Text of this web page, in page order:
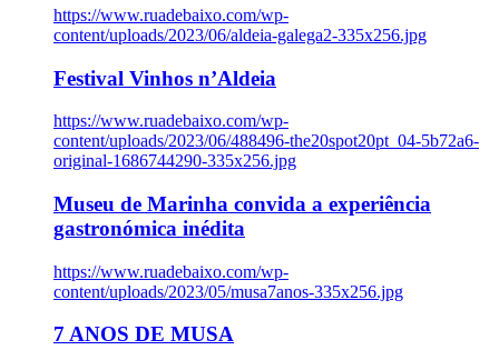
https://www.ruadebaixo.com/wp-
content/uploads/2023/06/aldeia-galega2-335x256.jpg
Festival Vinhos n’Aldeia
https://www.ruadebaixo.com/wp-
content/uploads/2023/06/488496-the20spot20pt_04-5b72a6-
original-1686744290-335x256.jpg
Museu de Marinha convida a experiência
gastronómica inédita
https://www.ruadebaixo.com/wp-
content/uploads/2023/05/musa7anos-335x256.jpg
7 ANOS DE MUSA